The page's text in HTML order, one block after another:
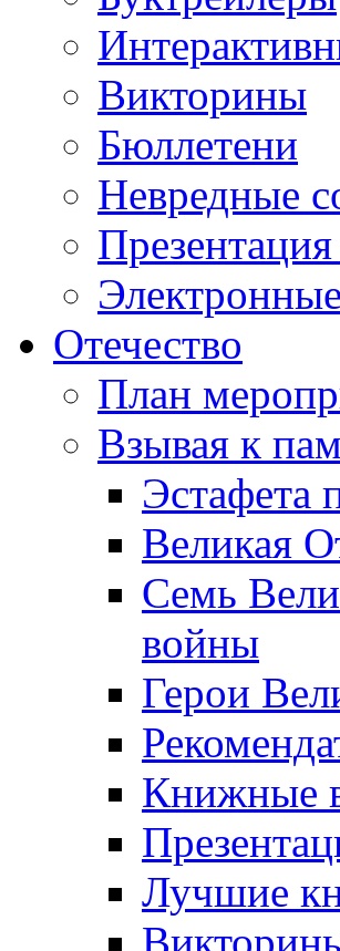
Викторины
Бюллетени
Невредные
Отечество
План
Взывая к
Эcтафета
Великая
Семь
войны
Герои
Книжные
Лучшие